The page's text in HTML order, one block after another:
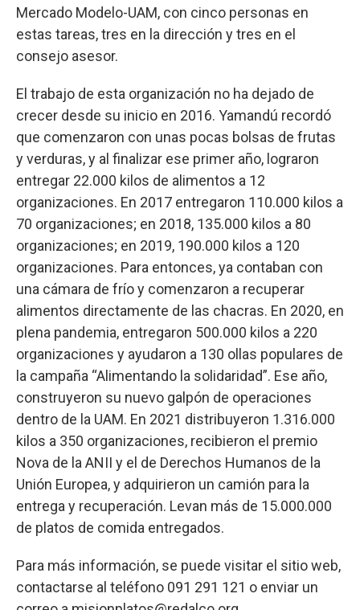
Mercado Modelo-UAM, con cinco personas en
estas tareas, tres en la dirección y tres en el
consejo asesor.
El trabajo de esta organización no ha dejado de
crecer desde su inicio en 2016. Yamandú recordó
que comenzaron con unas pocas bolsas de frutas
y verduras, y al finalizar ese primer año, lograron
entregar 22.000 kilos de alimentos a 12
organizaciones. En 2017 entregaron 110.000 kilos a
70 organizaciones; en 2018, 135.000 kilos a 80
organizaciones; en 2019, 190.000 kilos a 120
organizaciones. Para entonces, ya contaban con
una cámara de frío y comenzaron a recuperar
alimentos directamente de las chacras. En 2020, en
plena pandemia, entregaron 500.000 kilos a 220
organizaciones y ayudaron a 130 ollas populares de
la campaña “Alimentando la solidaridad”. Ese año,
construyeron su nuevo galpón de operaciones
dentro de la UAM. En 2021 distribuyeron 1.316.000
kilos a 350 organizaciones, recibieron el premio
Nova de la ANII y el de Derechos Humanos de la
Unión Europea, y adquirieron un camión para la
entrega y recuperación. Levan más de 15.000.000
de platos de comida entregados.
Para más información, se puede visitar el sitio web,
contactarse al teléfono 091 291 121 o enviar un